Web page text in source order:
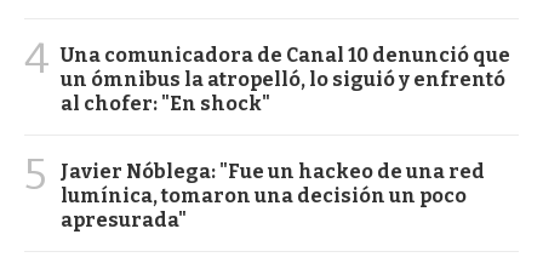
4 Una comunicadora de Canal 10 denunció que
un ómnibus la atropelló, lo siguió y enfrentó
al chofer: "En shock"
5
Javier Nóblega: "Fue un hackeo de una red
lumínica, tomaron una decisión un poco
apresurada"